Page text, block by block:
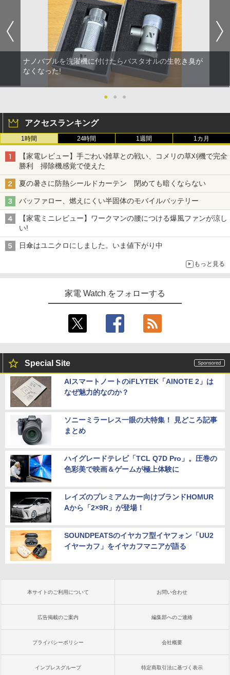
ナノバブルを洗濯機に付けたらバスタオルの生乾き臭が
なくなった!
● ● ●
アクセスランキング
1時間 24時間 1週間 1カ月
【家電レビュー】手ごわい雑草との戦い、コメリの草刈機で完全
勝利 掃除機感覚で使えた
夏の暑さに防熱シールドカーテン 閉めても暗くならない
バッファロー、燃えにくい半固体のモバイルバッテリー
【家電ミニレビュー】ワークマンの腰につける爆風ファンが涼し
い!
日傘はユニクロにしました。いま値下がり中
もっと見る
家電 Watch をフォローする
Special Site
AIスマートノートのiFLYTEK「AINOTE 2」は
なぜ魅力的なのか？
ソニーミラーレス一眼の大特集！ 見どころ記事
まとめ
ハイグレードテレビ「TCL Q7D Pro」。圧巻の
色彩美で映画＆ゲームが極上体験に
レイズのプレミアムカー向けブランドHOMUR
Aから「2×9R」が登場！
SOUNDPEATSのイヤカフ型イヤフォン「UU2
イヤーカフ」をイヤカフマニアが語る
本サイトのご利用について お問い合わせ
広告掲載のご案内 編集部へのご連絡
プライバシーポリシー 会社概要
インプレスグループ 特定商取引法に基づく表示